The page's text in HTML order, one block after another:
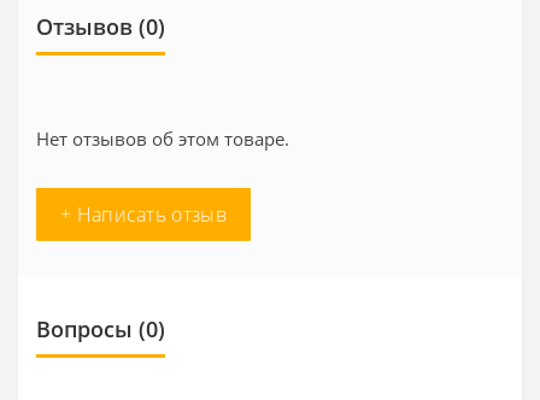
Отзывов (0)
Нет отзывов об этом товаре.
+ Написать отзыв
Вопросы (0)